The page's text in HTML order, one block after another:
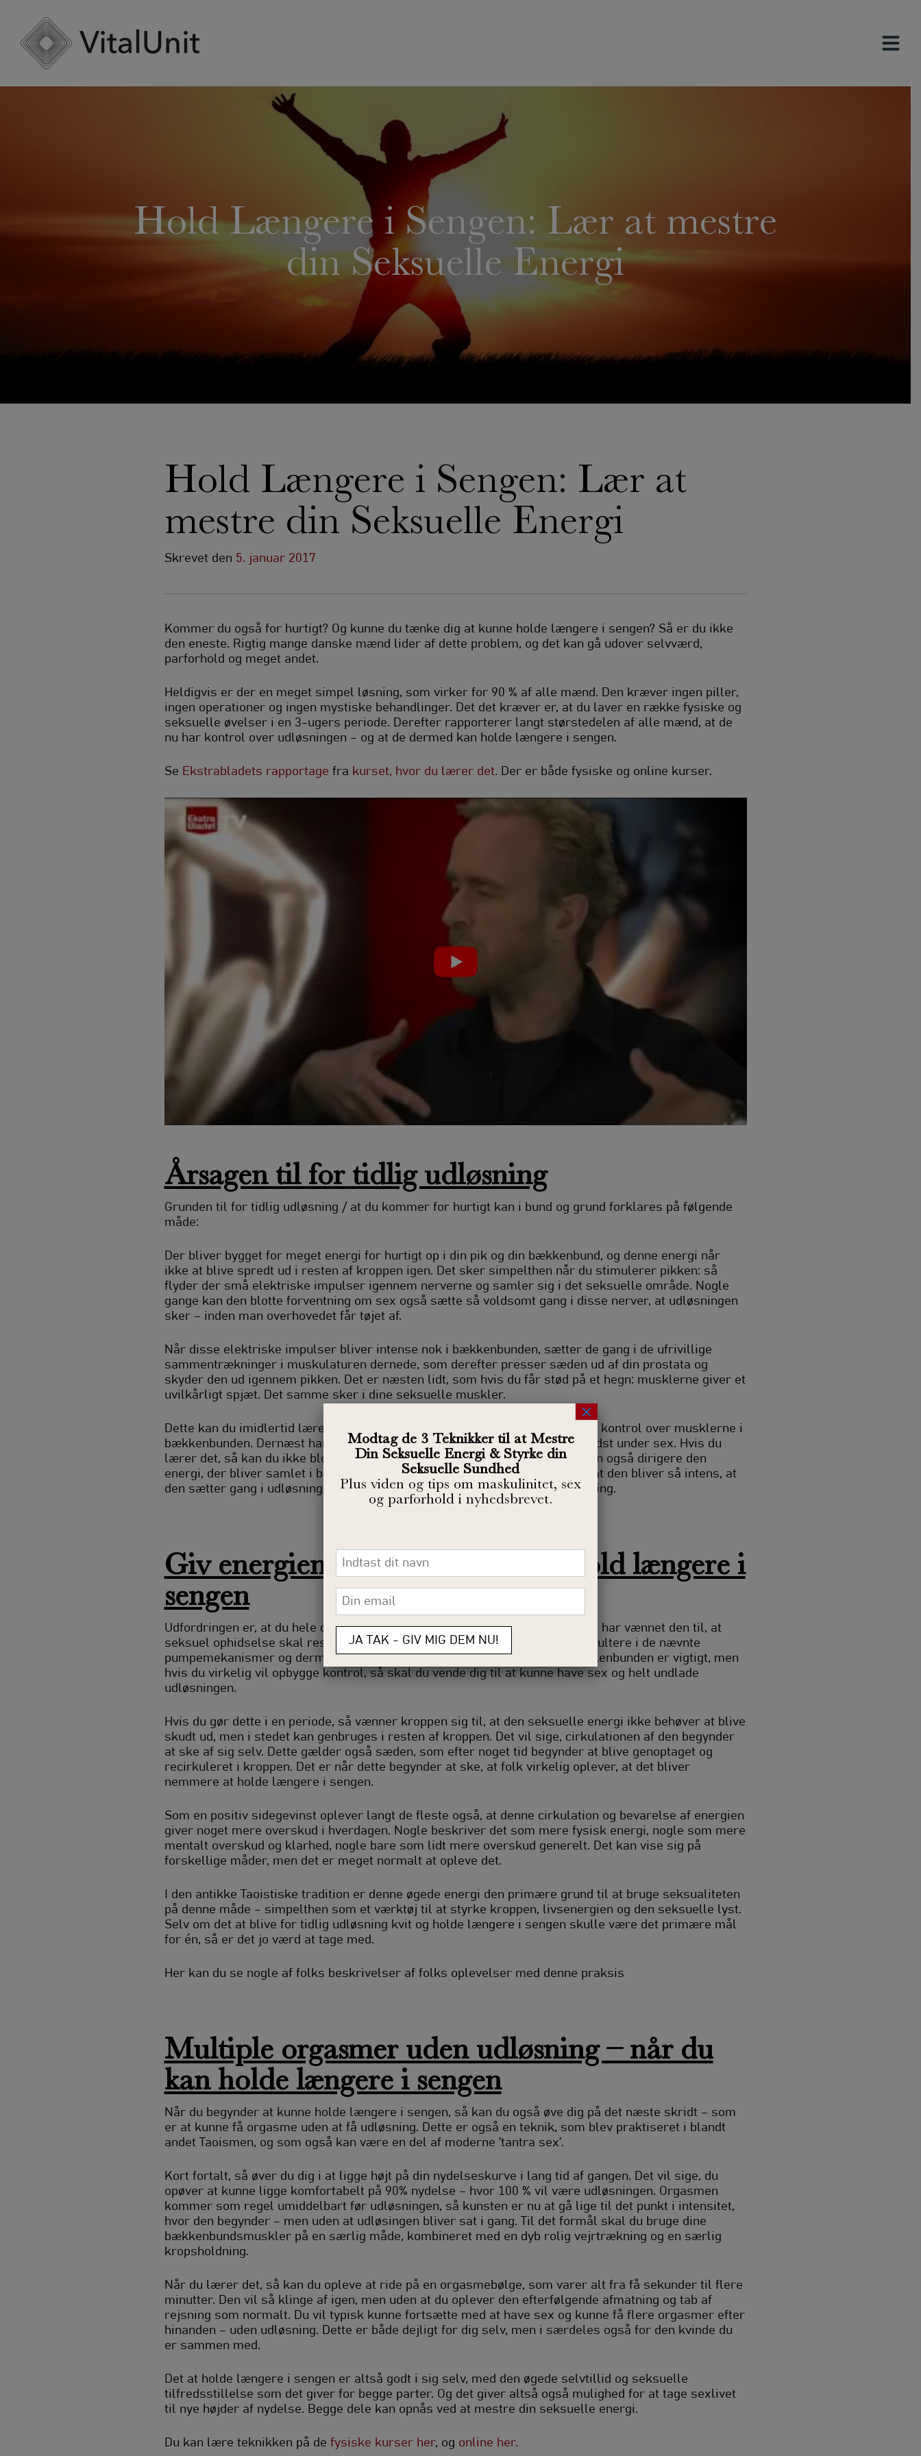
indholdet
Hold Længere i Sengen: Lær at mestre
din Seksuelle Energi
Hold Længere i Sengen: Lær at
mestre din Seksuelle Energi
Skrevet den 5. januar 2017
Kommer du også for hurtigt? Og kunne du tænke dig at kunne holde længere i sengen? Så er du ikke
den eneste. Rigtig mange danske mænd lider af dette problem, og det kan gå udover selvværd,
parforhold og meget andet.
Heldigvis er der en meget simpel løsning, som virker for 90 % af alle mænd. Den kræver ingen piller,
ingen operationer og ingen mystiske behandlinger. Det det kræver er, at du laver en række fysiske og
seksuelle øvelser i en 3-ugers periode. Derefter rapporterer langt størstedelen af alle mænd, at de
nu har kontrol over udløsningen – og at de dermed kan holde længere i sengen.
Se Ekstrabladets rapportage fra kurset, hvor du lærer det. Der er både fysiske og online kurser.
Årsagen til for tidlig udløsning
Grunden til for tidlig udløsning / at du kommer for hurtigt kan i bund og grund forklares på følgende
måde:
Der bliver bygget for meget energi for hurtigt op i din pik og din bækkenbund, og denne energi når
ikke at blive spredt ud i resten af kroppen igen. Det sker simpelthen når du stimulerer pikken: så
flyder der små elektriske impulser igennem nerverne og samler sig i det seksuelle område. Nogle
gange kan den blotte forventning om sex også sætte så voldsomt gang i disse nerver, at udløsningen
sker – inden man overhovedet får tøjet af.
Når disse elektriske impulser bliver intense nok i bækkenbunden, sætter de gang i de ufrivillige
sammentrækninger i muskulaturen dernede, som derefter presser sæden ud af din prostata og
skyder den ud igennem pikken. Det er næsten lidt, som hvis du får stød på et hegn: musklerne giver et
uvilkårligt spjæt. Det samme sker i dine seksuelle muskler.
Dette kan du imidlertid lære at kontrollere. Det handler dels om at opøve en kontrol over musklerne i
bækkenbunden. Dernæst handler det om at kunne bruge disse muskler bevidst under sex. Hvis du
lærer det, så kan du ikke blot bremse udløsningen, hvis den er på vej. Du kan også dirigere den
energi, der bliver samlet i bækkenbunden, videre ud i kroppen igen – inden at den bliver så intens, at
den sætter gang i udløsningen. Og dermed kan du forhindre for tidlig udløsning.
Giv energien en ny retning – og hold længere i
sengen
Udfordringen er, at du hele dit liv har brugt din krop på en bestemt måde. Du har vænnet den til, at
seksuel ophidselse skal resultere i en eksplosion. Det vil sige, den skal resultere i de nævnte
pumpemekanismer og dermed udløsningen. At mestre muskulaturen i bækkenbunden er vigtigt, men
hvis du virkelig vil opbygge kontrol, så skal du vende dig til at kunne have sex og helt undlade
udløsningen.
Hvis du gør dette i en periode, så vænner kroppen sig til, at den seksuelle energi ikke behøver at blive
skudt ud, men i stedet kan genbruges i resten af kroppen. Det vil sige, cirkulationen af den begynder
at ske af sig selv. Dette gælder også sæden, som efter noget tid begynder at blive genoptaget og
recirkuleret i kroppen. Det er når dette begynder at ske, at folk virkelig oplever, at det bliver
nemmere at holde længere i sengen.
Som en positiv sidegevinst oplever langt de fleste også, at denne cirkulation og bevarelse af energien
giver noget mere overskud i hverdagen. Nogle beskriver det som mere fysisk energi, nogle som mere
mentalt overskud og klarhed, nogle bare som lidt mere overskud generelt. Det kan vise sig på
forskellige måder, men det er meget normalt at opleve det.
I den antikke Taoistiske tradition er denne øgede energi den primære grund til at bruge seksualiteten
på denne måde – simpelthen som et værktøj til at styrke kroppen, livsenergien og den seksuelle lyst.
Selv om det at blive for tidlig udløsning kvit og holde længere i sengen skulle være det primære mål
for én, så er det jo værd at tage med.
Her kan du se nogle af folks beskrivelser af folks oplevelser med denne praksis
Multiple orgasmer uden udløsning – når du
kan holde længere i sengen
Når du begynder at kunne holde længere i sengen, så kan du også øve dig på det næste skridt – som
er at kunne få orgasme uden at få udløsning. Dette er også en teknik, som blev praktiseret i blandt
andet Taoismen, og som også kan være en del af moderne ’tantra sex’.
Kort fortalt, så øver du dig i at ligge højt på din nydelseskurve i lang tid af gangen. Det vil sige, du
opøver at kunne ligge komfortabelt på 90% nydelse – hvor 100 % vil være udløsningen. Orgasmen
kommer som regel umiddelbart før udløsningen, så kunsten er nu at gå lige til det punkt i intensitet,
hvor den begynder – men uden at udløsingen bliver sat i gang. Til det formål skal du bruge dine
bækkenbundsmuskler på en særlig måde, kombineret med en dyb rolig vejrtrækning og en særlig
kropsholdning.
Når du lærer det, så kan du opleve at ride på en orgasmebølge, som varer alt fra få sekunder til flere
minutter. Den vil så klinge af igen, men uden at du oplever den efterfølgende afmatning og tab af
rejsning som normalt. Du vil typisk kunne fortsætte med at have sex og kunne få flere orgasmer efter
hinanden – uden udløsning. Dette er både dejligt for dig selv, men i særdeles også for den kvinde du
er sammen med.
Det at holde længere i sengen er altså godt i sig selv, med den øgede selvtillid og seksuelle
tilfredsstillelse som det giver for begge parter. Og det giver altså også mulighed for at tage sexlivet
til nye højder af nydelse. Begge dele kan opnås ved at mestre din seksuelle energi.
Du kan lære teknikken på de fysiske kurser her, og online her.
Modtag de 3 Teknikker til at Mestre
Din Seksuelle Energi & Styrke din
Seksuelle Sundhed
Plus viden og tips om maskulinitet, sex
og parforhold i nyhedsbrevet.
mail
×